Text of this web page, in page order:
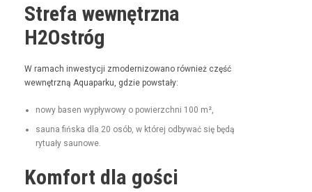
Strefa wewnętrzna
H2Ostróg
W ramach inwest­y­cji zmod­ern­i­zowano również część
wewnętrzną Aqua­parku, gdzie powstały:
nowy basen wypły­wowy o powierzch­ni 100 m²,
sauna fińs­ka dla 20 osób, w której odby­wać się będą
rytu­ały saunowe.
Komfort dla gości